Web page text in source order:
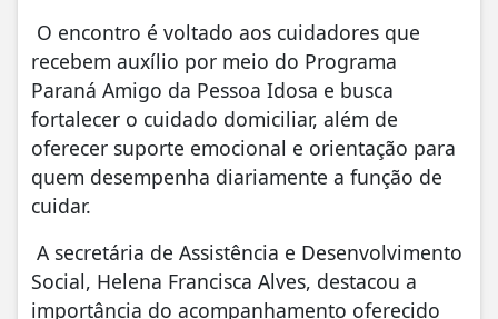
O encontro é voltado aos cuidadores que
recebem auxílio por meio do Programa
Paraná Amigo da Pessoa Idosa e busca
fortalecer o cuidado domiciliar, além de
oferecer suporte emocional e orientação para
quem desempenha diariamente a função de
cuidar.
A secretária de Assistência e Desenvolvimento
Social, Helena Francisca Alves, destacou a
importância do acompanhamento oferecido